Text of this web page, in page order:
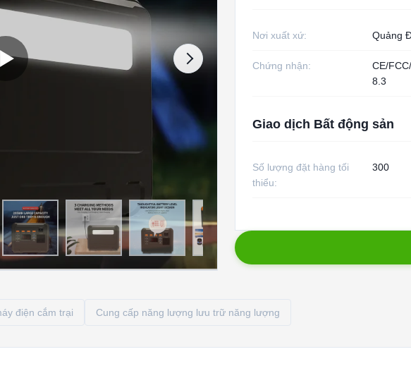
Nơi xuất xứ: Quảng
Chứng nhận:
CE/
8.3
Giao dịch Bất động sản
Số lượng đặt hàng tối
thiểu:
300
điện cắm trại Cung cấp năng lượng lưu trữ năng lượng